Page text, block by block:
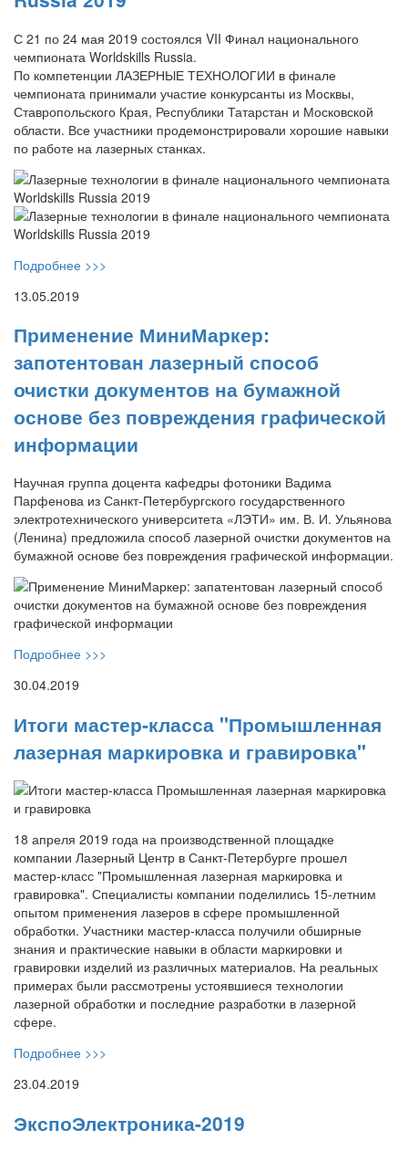
С 21 по 24 мая 2019 состоялся VII Финал национального
чемпионата Worldskills Russia.
По компетенции ЛАЗЕРНЫЕ ТЕХНОЛОГИИ в финале
чемпионата принимали участие конкурсанты из Москвы,
Ставропольского Края, Республики Татарстан и Московской
области. Все участники продемонстрировали хорошие навыки
по работе на лазерных станках.
Подробнее >>>
13.05.2019
Применение МиниМаркер:
запотентован лазерный способ
очистки документов на бумажной
основе без повреждения графической
информации
Научная группа доцента кафедры фотоники Вадима
Парфенова из Санкт-Петербургского государственного
электротехнического университета «ЛЭТИ» им. В. И. Ульянова
(Ленина) предложила способ лазерной очистки документов на
бумажной основе без повреждения графической информации.
Подробнее >>>
30.04.2019
Итоги мастер-класса "Промышленная
лазерная маркировка и гравировка"
18 апреля 2019 года на производственной площадке
компании Лазерный Центр в Санкт-Петербурге прошел
мастер-класс "Промышленная лазерная маркировка и
гравировка". Специалисты компании поделились 15-летним
опытом применения лазеров в сфере промышленной
обработки. Участники мастер-класса получили обширные
знания и практические навыки в области маркировки и
гравировки изделий из различных материалов. На реальных
примерах были рассмотрены устоявшиеся технологии
лазерной обработки и последние разработки в лазерной
сфере.
Подробнее >>>
23.04.2019
ЭкспоЭлектроника-2019